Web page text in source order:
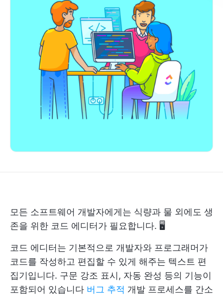
모든 소프트웨어 개발자에게는 식량과 물 외에도 생
존을 위한 코드 에디터가 필요합니다. 🖥️
코드 에디터는 기본적으로 개발자와 프로그래머가
코드를 작성하고 편집할 수 있게 해주는 텍스트 편
집기입니다. 구문 강조 표시, 자동 완성 등의 기능이
포함되어 있습니다 버그 추적 개발 프로세스를 간소